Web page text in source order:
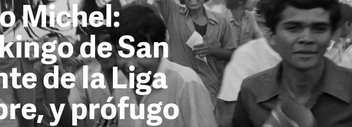
Michel:
de San
de la Liga
y prófugo